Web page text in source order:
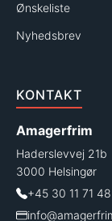
Ønskeliste
Nyhedsbrev
KONTAKT
Amagerfrim
Haderslevvej 21b
3000 Helsingør
+45 30 11 71 48